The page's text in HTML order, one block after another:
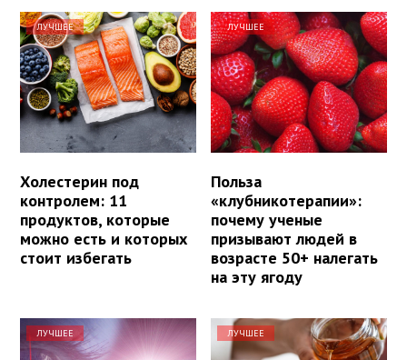
ЛУЧШЕЕ
Холестерин под
контролем: 11
продуктов, которые
можно есть и которых
стоит избегать
ЛУЧШЕЕ
Польза
«клубникотерапии»:
почему ученые
призывают людей в
возрасте 50+ налегать
на эту ягоду
ЛУЧШЕЕ ЛУЧШЕЕ